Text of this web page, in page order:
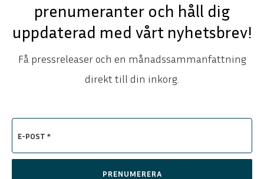
prenumeranter och håll dig
uppdaterad med vårt nyhetsbrev!
Få pressreleaser och en månadssammanfattning
direkt till din inkorg.
E-POST *
PRENUMERERA